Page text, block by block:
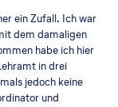
ein Zufall. Ich war
dem damaligen
habe ich hier
in drei
jedoch keine
und